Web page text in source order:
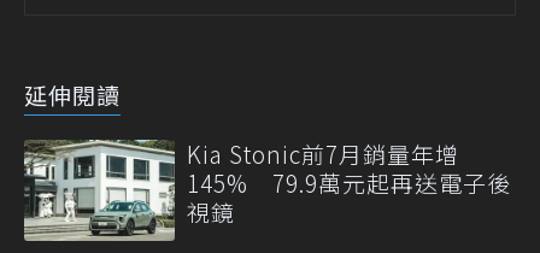
延伸閱讀
Kia Stonic前7月銷量年增
145% 79.9萬元起再送電子後
視鏡